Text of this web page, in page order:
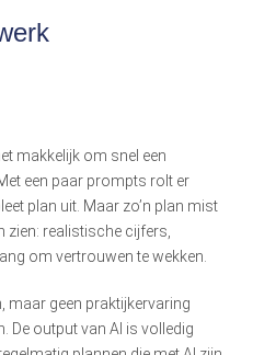
makkelijk om snel een
een paar prompts rolt er
plan uit. Maar zo’n plan mist
zien: realistische cijfers,
om vertrouwen te wekken.
maar geen praktijkervaring
De output van AI is volledig